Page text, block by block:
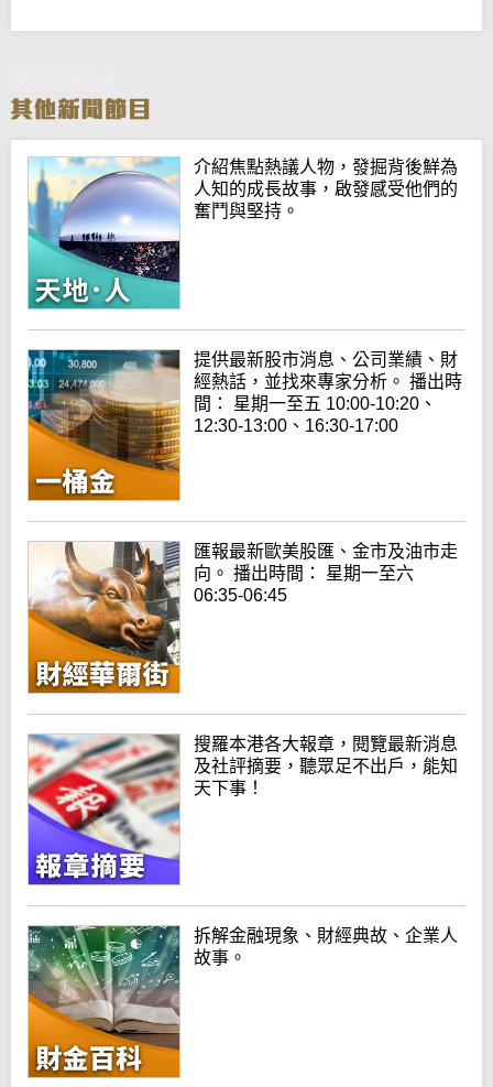
介紹焦點熱議人物，發掘背後鮮為
人知的成長故事，啟發感受他們的
奮鬥與堅持。
提供最新股市消息、公司業績、財
經熱話，並找來專家分析。 播出時
間： 星期一至五 10:00-10:20、
12:30-13:00、16:30-17:00
匯報最新歐美股匯、金市及油市走
向。 播出時間： 星期一至六
06:35-06:45
搜羅本港各大報章，閱覽最新消息
及社評摘要，聽眾足不出戶，能知
天下事！
拆解金融現象、財經典故、企業人
故事。